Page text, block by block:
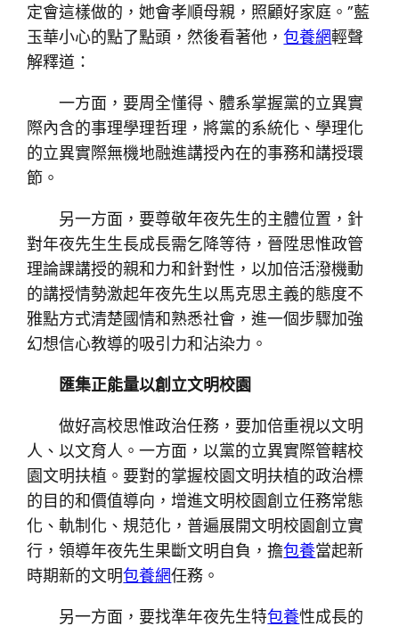
定會這樣做的，她會孝順母親，照顧好家庭。”藍
玉華小心的點了點頭，然後看著他，包養網輕聲
解釋道：
一方面，要周全懂得、體系掌握黨的立異實
際內含的事理學理哲理，將黨的系統化、學理化
的立異實際無機地融進講授內在的事務和講授環
節。
另一方面，要尊敬年夜先生的主體位置，針
對年夜先生生長成長需乞降等待，晉陞思惟政管
理論課講授的親和力和針對性，以加倍活潑機動
的講授情勢激起年夜先生以馬克思主義的態度不
雅點方式清楚國情和熟悉社會，進一個步驟加強
幻想信心教導的吸引力和沾染力。
匯集正能量以創立文明校園
做好高校思惟政治任務，要加倍重視以文明
人、以文育人。一方面，以黨的立異實際管轄校
園文明扶植。要對的掌握校園文明扶植的政治標
的目的和價值導向，增進文明校園創立任務常態
化、軌制化、規范化，普遍展開文明校園創立實
行，領導年夜先生果斷文明自負，擔包養當起新
時期新的文明包養網任務。
另一方面，要找準年夜先生特包養性成長的